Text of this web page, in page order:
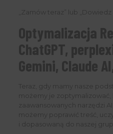
„Zamów teraz” lub „Dowiedz
Optymalizacja
ChatGPT,
Gemini, Claude
Teraz, gdy mamy nasze
możemy je zoptymalizować,
zaawansowanych narzędzi
możemy poprawić treść,
i dopasowaną do naszej